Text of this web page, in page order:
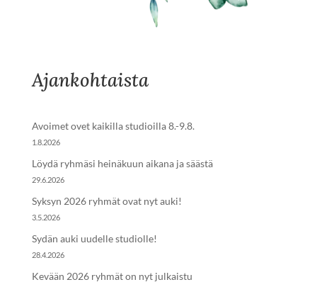
Ajankohtaista
Avoimet ovet kaikilla studioilla 8.-9.8.
1.8.2026
Löydä ryhmäsi heinäkuun aikana ja säästä
29.6.2026
Syksyn 2026 ryhmät ovat nyt auki!
3.5.2026
Sydän auki uudelle studiolle!
28.4.2026
Kevään 2026 ryhmät on nyt julkaistu